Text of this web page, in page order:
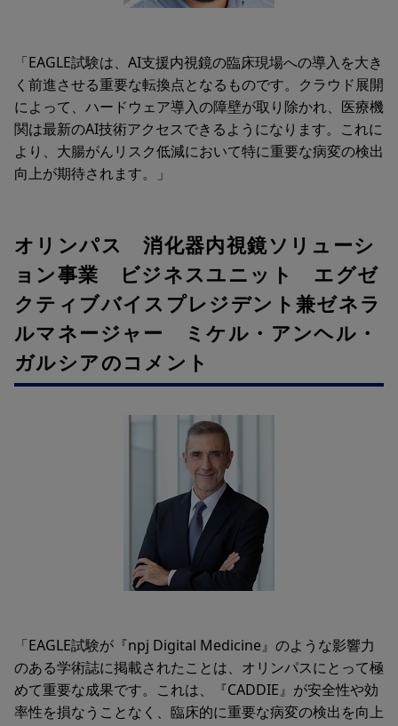
「EAGLE試験は、AI支援内視鏡の臨床現場への導入を大き
く前進させる重要な転換点となるものです。クラウド展開
によって、ハードウェア導入の障壁が取り除かれ、医療機
関は最新のAI技術アクセスできるようになります。これに
より、大腸がんリスク低減において特に重要な病変の検出
向上が期待されます。」
オリンパス 消化器内視鏡ソリューシ
ョン事業 ビジネスユニット エグゼ
クティブバイスプレジデント兼ゼネラ
ルマネージャー ミケル・アンヘル・
ガルシアのコメント
「EAGLE試験が『npj Digital Medicine』のような影響力
のある学術誌に掲載されたことは、オリンパスにとって極
めて重要な成果です。これは、『CADDIE』が安全性や効
率性を損なうことなく、臨床的に重要な病変の検出を向上